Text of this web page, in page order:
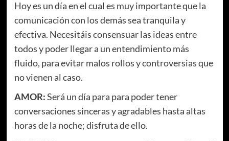
Hoy es un día en el cual es muy importante que la
comunicación con los demás sea tranquila y
efectiva. Necesitáis consensuar las ideas entre
todos y poder llegar a un entendimiento más
fluido, para evitar malos rollos y controversias que
no vienen al caso.
AMOR:Será un día para para poder tener
conversaciones sinceras y agradables hasta altas
horas de la noche; disfruta de ello.